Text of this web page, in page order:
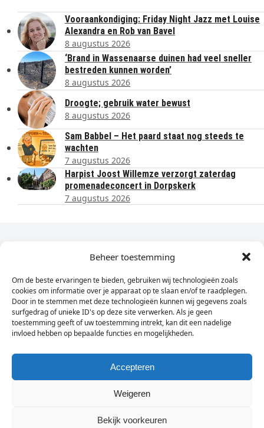
Beheer toestemming
Om de beste ervaringen te bieden, gebruiken wij technologieën zoals
cookies om informatie over je apparaat op te slaan en/of te raadplegen.
Door in te stemmen met deze technologieën kunnen wij gegevens zoals
surfgedrag of unieke ID's op deze site verwerken. Als je geen
toestemming geeft of uw toestemming intrekt, kan dit een nadelige
invloed hebben op bepaalde functies en mogelijkheden.
Accepteren
Weigeren
Bekijk voorkeuren
Vooraankondiging: Friday Night Jazz met Louise
Alexandra en Rob van Bavel
8 augustus 2026
‘Brand in Wassenaarse duinen had veel sneller
bestreden kunnen worden’
8 augustus 2026
Droogte; gebruik water bewust
8 augustus 2026
Sam Babbel – Het paard staat nog steeds te
wachten
7 augustus 2026
Harpist Joost Willemze verzorgt zaterdag
promenadeconcert in Dorpskerk
7 augustus 2026
Dagelijks het laatste nieuws in je e-mail?
Vul
hier
je
e-
mailadres
in
Sign Up